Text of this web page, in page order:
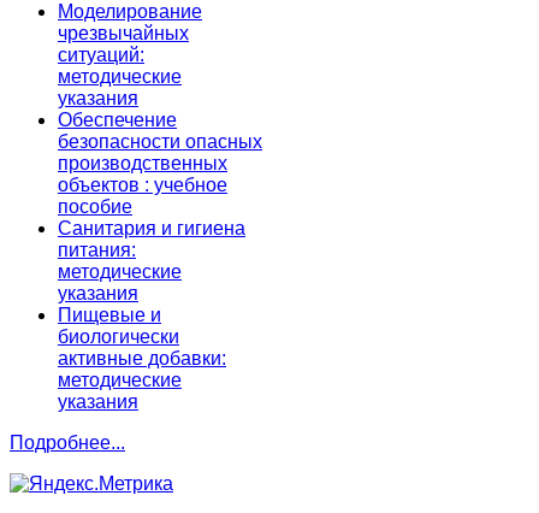
Моделирование
чрезвычайных
ситуаций:
методические
указания
Обеспечение
безопасности опасных
производственных
объектов : учебное
пособие
Санитария и гигиена
питания:
методические
указания
Пищевые и
биологически
активные добавки:
методические
указания
Подробнее...